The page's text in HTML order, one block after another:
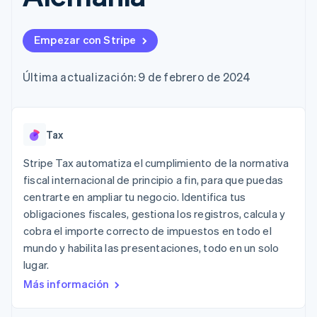
Métodos de
Acceso a más
de 125
Terminal
persona
Boost
de aceptación
Proceso de
compra
acelerado
Financial
Connections
Datos de ctas.
financieras
vinculadas
Recognition
contable
Stripe Sigma
Informes
Data Pipeline
de datos
Más
Gestión del dinero
SaaS
Juegos
Hostelería, viajes y ocio
Seguros
Medios de
comunicación y
entretenimiento
Organizaciones sin
profesionales
Gestionar
Ofrecer cobro por
consumo
respaldadas por
servicios con agentes
Recursos
Integraciones de
aplicaciones
Ejemplos de código
Blog de
desarrolladores
Empresa
Hoja de ruta del
producto
Sessions
Empleos
Stripe Press
Contacto
Contacta con ventas
Conviértete en socio
Empezar con Stripe
Última actualización: 9 de febrero de 2024
Tax
Stripe Tax automatiza el cumplimiento de la normativa
fiscal internacional de principio a fin, para que puedas
centrarte en ampliar tu negocio. Identifica tus
obligaciones fiscales, gestiona los registros, calcula y
cobra el importe correcto de impuestos en todo el
mundo y habilita las presentaciones, todo en un solo
lugar.
Más información